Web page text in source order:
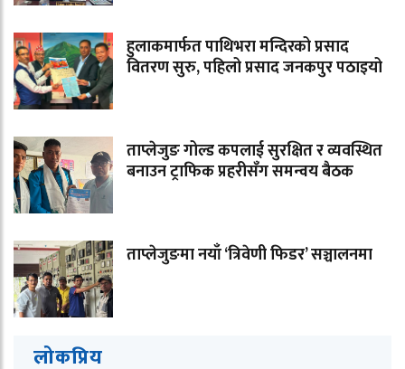
हुलाकमार्फत पाथिभरा मन्दिरको प्रसाद
वितरण सुरु, पहिलो प्रसाद जनकपुर पठाइयो
ताप्लेजुङ गोल्ड कपलाई सुरक्षित र व्यवस्थित
बनाउन ट्राफिक प्रहरीसँग समन्वय बैठक
ताप्लेजुङमा नयाँ ‘त्रिवेणी फिडर’ सञ्चालनमा
लोकप्रिय